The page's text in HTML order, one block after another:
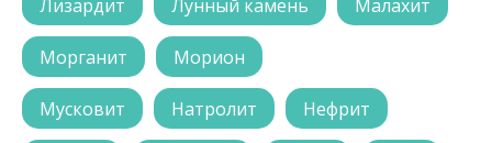
Лизардит Лунный камень Малахит
Морганит Морион
Мусковит Натролит Нефрит